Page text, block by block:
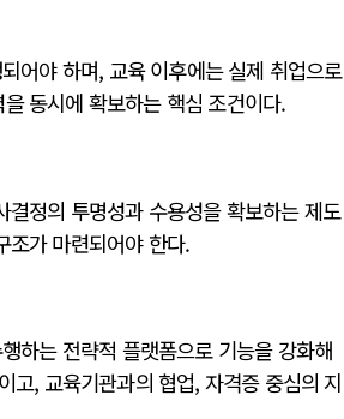
어야 하며, 교육 이후에는 실제 취업으로
동시에 확보하는 핵심 조건이다.
정의 투명성과 수용성을 확보하는 제도
조가 마련되어야 한다.
하는 전략적 플랫폼으로 기능을 강화해
고, 교육기관과의 협업, 자격증 중심의 지